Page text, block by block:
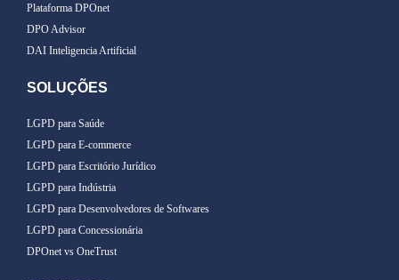
Plataforma DPOnet
DPO Advisor
DAI Inteligencia Artificial
SOLUÇÕES
LGPD para Saúde
LGPD para E-commerce
LGPD para Escritório Jurídico
LGPD para Indústria
LGPD para Desenvolvedores de Softwares
LGPD para Concessionária
DPOnet vs OneTrust